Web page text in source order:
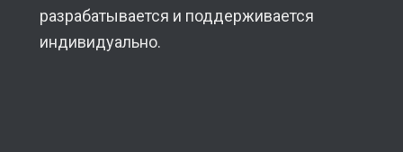
разрабатывается и поддерживается
индивидуально.